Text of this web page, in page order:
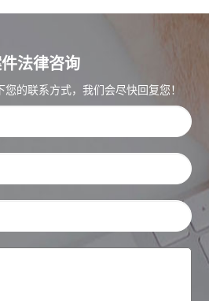
法律咨询
的联系方式，我们会尽快回复您！